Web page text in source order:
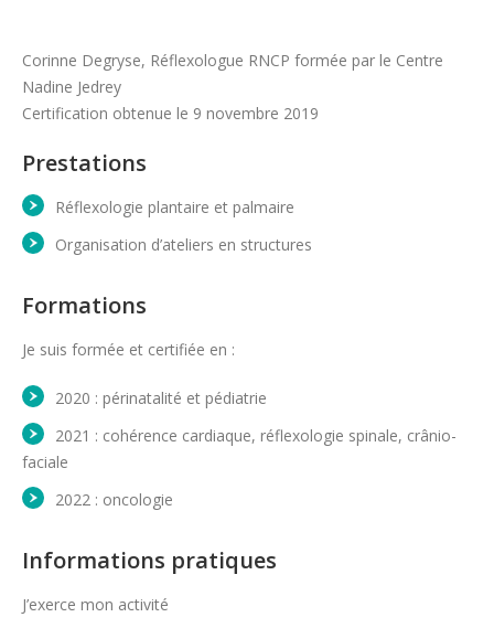
Corinne Degryse, Réflexologue RNCP formée par le Centre
Nadine Jedrey
Certification obtenue le 9 novembre 2019
Prestations
Réflexologie plantaire et palmaire
Organisation d’ateliers en structures
Formations
Je suis formée et certifiée en :
2020 : périnatalité et pédiatrie
2021 : cohérence cardiaque, réflexologie spinale, crânio-
faciale
2022 : oncologie
Informations pratiques
J’exerce mon activité